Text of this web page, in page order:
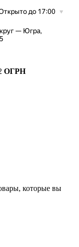
ОГРН
которые вы